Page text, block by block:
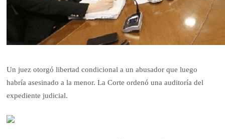
Un juez otorgó libertad condicional a un abusador que luego
habría asesinado a la menor. La Corte ordenó una auditoría del
expediente judicial.